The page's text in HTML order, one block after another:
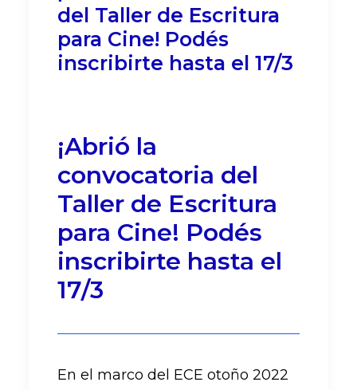
del Taller de Escritura
para Cine! Podés
inscribirte hasta el 17/3
¡Abrió la
convocatoria del
Taller de Escritura
para Cine! Podés
inscribirte hasta el
17/3
En el marco del ECE otoño 2022